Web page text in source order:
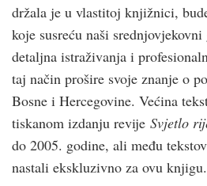
držala je u vlastitoj knjižnici,
koje susreću naši
detaljna istraživanja i
taj način prošire svoje znanje o
Bosne i Hercegovine. Većina
tiskanom izdanju revije Svjetlo
do 2005. godine, ali među
nastali ekskluzivno za ovu knjigu.